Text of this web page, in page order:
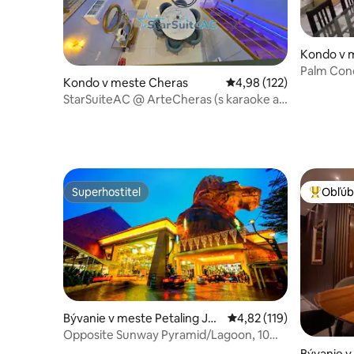
Kondo v meste Cheras Priemerné
4,98 (122)
StarSuiteAC @ ArteCheras (s karaoke a
Kondo v
Palm
Superhostiteľ
Superhostiteľ
Bývanie v meste Petaling Jay
a
Priemerné
4,82 (119)
Opposite Sunway Pyramid/Lagoon, 10